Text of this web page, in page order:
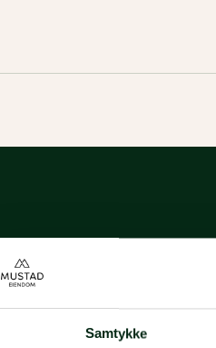
Samtykke